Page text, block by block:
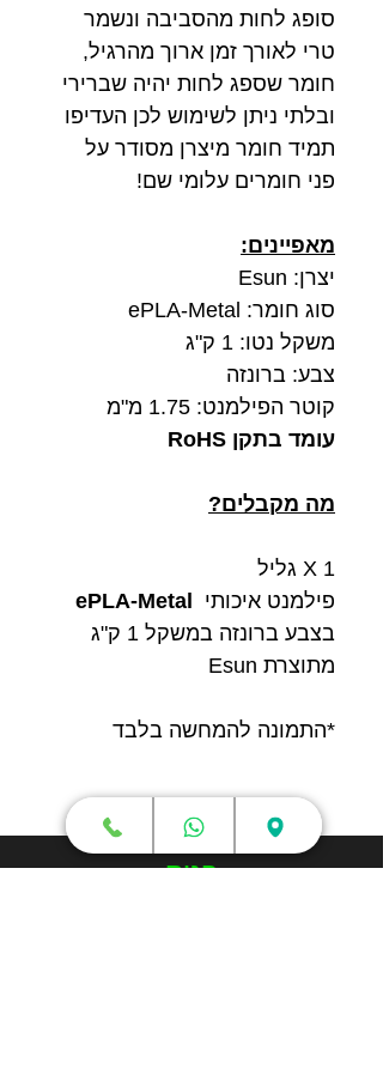
סופג לחות מהסביבה ונשמר
טרי לאורך זמן ארוך מהרגיל,
חומר שספג לחות יהיה שברירי
ובלתי ניתן לשימוש לכן העדיפו
תמיד חומר מיצרן מסודר על
פני חומרים עלומי שם!
מאפיינים:
יצרן: Esun
סוג חומר: ePLA-Metal
משקל נטו: 1 ק"ג
צבע: ברונזה
קוטר הפילמנט: 1.75 מ"מ
עומד בתקן RoHS
מה מקבלים?
1 X גליל
פילמנט איכותי ePLA-Metal
בצבע ברונזה
במשקל 1 ק"ג
מתוצרת Esun
*התמונה להמחשה בלבד
חנות